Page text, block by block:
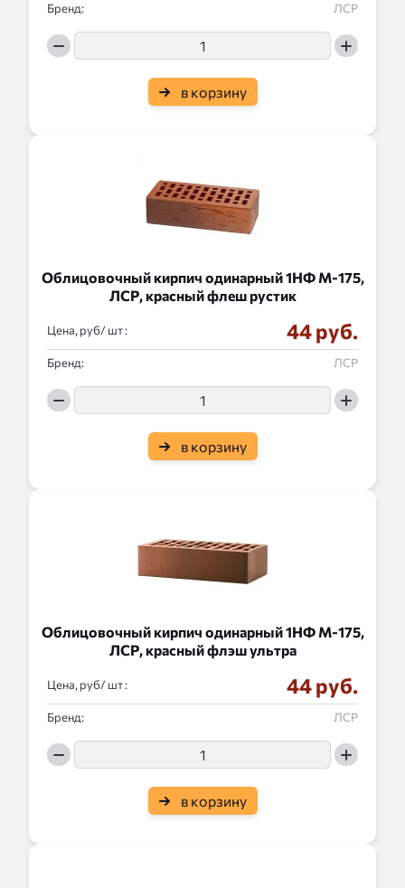
Бренд: ЛСР
в корзину
Облицовочный кирпич одинарный 1НФ М-175,
ЛСР, красный флеш рустик
Цена, руб/ : 44 руб.
Бренд: ЛСР
в корзину
Облицовочный кирпич одинарный 1НФ М-175,
ЛСР, красный флэш ультра
Цена, руб/ : 44 руб.
Бренд: ЛСР
в корзину